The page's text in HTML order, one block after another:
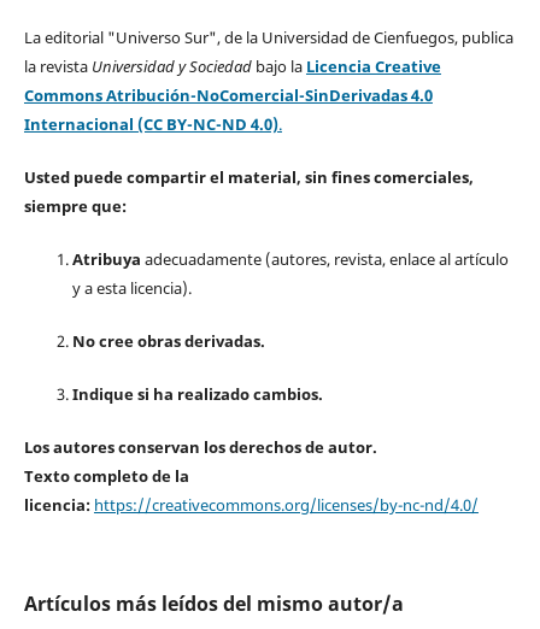
La editorial "Universo Sur", de la Universidad de Cienfuegos, publica
la revista Universidad y Sociedad bajo la Licencia Creative
Commons Atribución-NoComercial-SinDerivadas 4.0
Internacional (CC BY-NC-ND 4.0).
Usted puede compartir el material, sin fines comerciales,
siempre que:
Atribuya adecuadamente (autores, revista, enlace al artículo
y a esta licencia).
No cree obras derivadas.
Indique si ha realizado cambios.
Los autores conservan los derechos de autor.
Texto completo de la
licencia: https://creativecommons.org/licenses/by-nc-nd/4.0/
Artículos más leídos del mismo autor/a